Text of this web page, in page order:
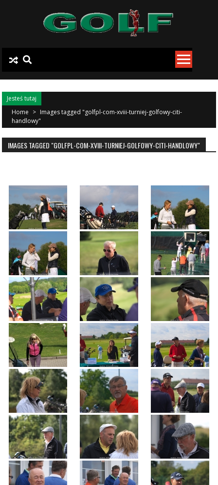
Jesteś tutaj
Home > Images tagged "golfpl-com-xviii-turniej-golfowy-citi-
handlowy"
IMAGES TAGGED "GOLFPL-COM-XVIII-TURNIEJ-GOLFOWY-CITI-HANDLOWY"